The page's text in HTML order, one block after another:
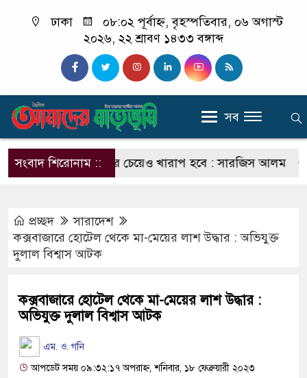
ঢাকা
০৮:০২ পূর্বাহ্ন, বৃহস্পতিবার, ০৬ অগাস্ট
২০২৬, ২২ শ্রাবণ ১৪৩৩ বঙ্গাব্দ
সব
সংবাদ শিরোনাম ::
পরিণতি ছাত্রলীগের চেয়েও খারাপ হবে : সারজিস আলম
প্রচ্ছদ
সারাদেশ
কক্সবাজারে হোটেল থেকে মা-মেয়ের লাশ উদ্ধার : অভিযুক্ত
দুলাল বিশ্বাস আটক
কক্সবাজারে হোটেল থেকে মা-মেয়ের লাশ উদ্ধার :
অভিযুক্ত দুলাল বিশ্বাস আটক
এম. ও. গনি
আপডেট সময় ০৯:৩২:১৭ অপরাহ্ন, শনিবার, ১৮ ফেব্রুয়ারী ২০২৩